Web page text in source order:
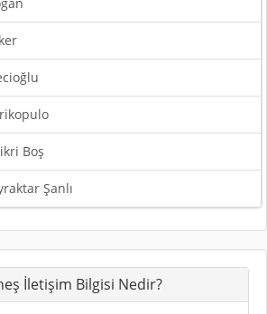
Boş
Şanlı
İletişim Bilgisi Nedir?